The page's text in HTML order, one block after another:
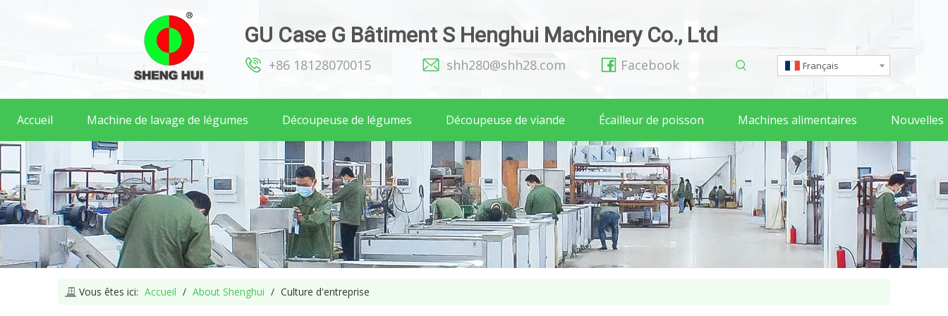
GU Case G Bâtiment S Henghui Machinery Co., Ltd
+86 18128070015 shh280@shh28.com Facebook Français
Accueil Machine de lavage de légumes Découpeuse de légumes Découpeuse de viande Écailleur de poisson Machines alimentaires Nouvelles
Vous êtes ici: Accueil / About Shenghui / Culture d'entreprise